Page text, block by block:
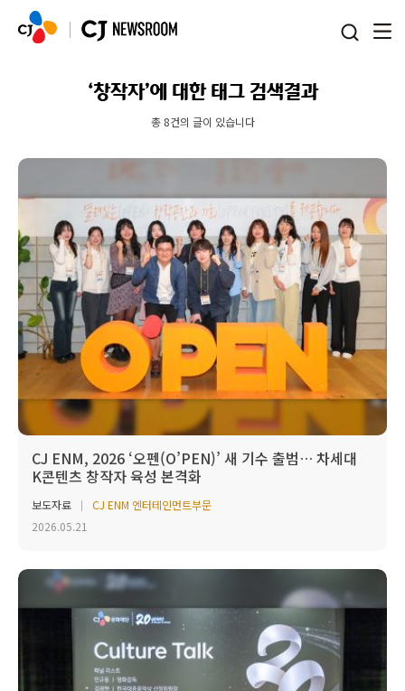
‘창작자’에 대한 태그 검색결과
총 8건의 글이 있습니다
CJ ENM, 2026 ‘오펜(O’PEN)’ 새 기수 출범… 차세대
K콘텐츠 창작자 육성 본격화
보도자료
CJ ENM 엔터테인먼트부문
2026.05.21